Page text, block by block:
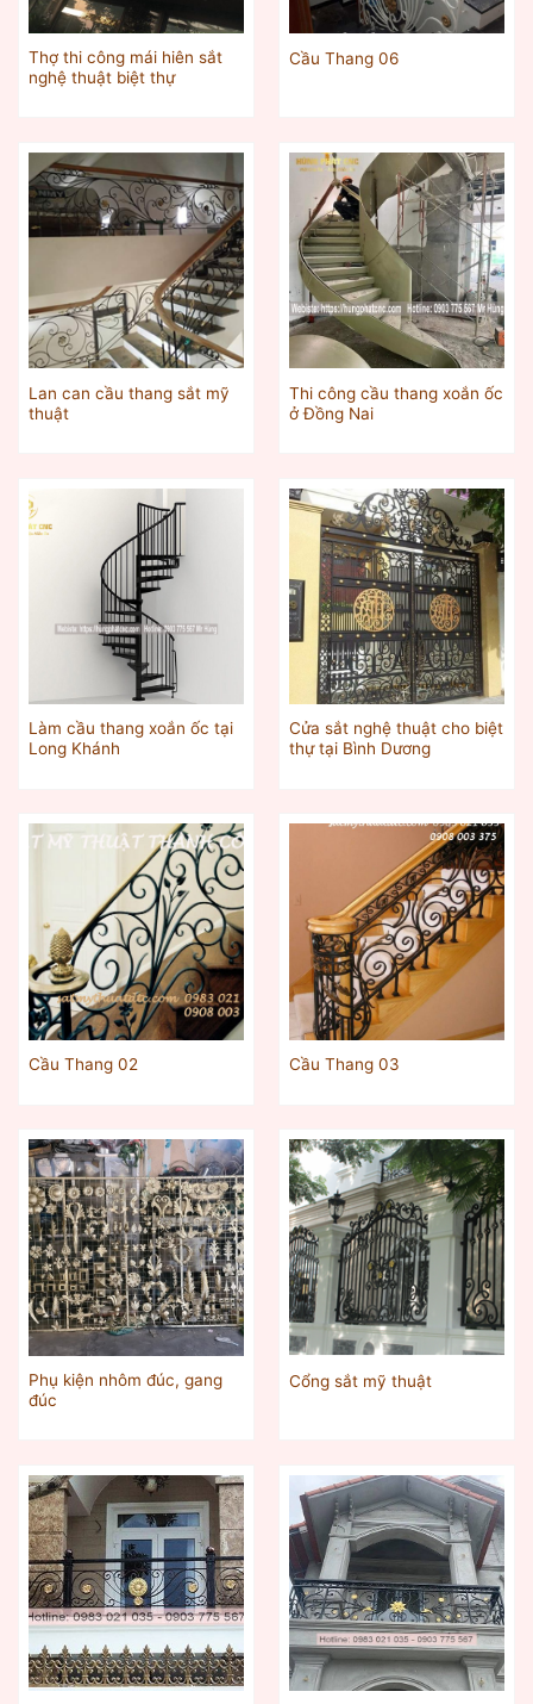
Thợ thi công mái hiên sắt
nghệ thuật biệt thự
Cầu Thang 06
Lan can cầu thang sắt mỹ
thuật
Thi công cầu thang xoắn ốc
ở Đồng Nai
Làm cầu thang xoắn ốc tại
Long Khánh
Cửa sắt nghệ thuật cho biệt
thự tại Bình Dương
Cầu Thang 02 Cầu Thang 03
Phụ kiện nhôm đúc, gang
đúc
Cổng sắt mỹ thuật